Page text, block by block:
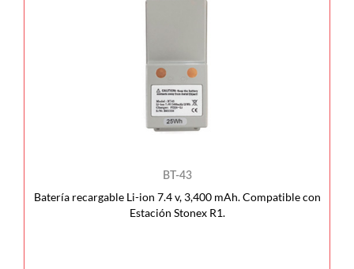
BT-43
Batería recargable Li-ion 7.4 v, 3,400 mAh. Compatible con
Estación Stonex R1.